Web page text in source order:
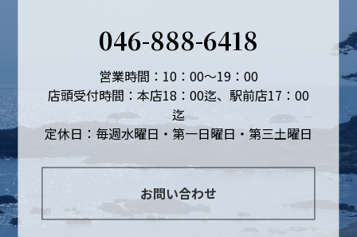
046-888-6418
営業時間：10：00～19：00
店頭受付時間：本店18：00迄、駅前店17：00
迄
定休日：毎週水曜日・第一日曜日・第三土曜日
お問い合わせ